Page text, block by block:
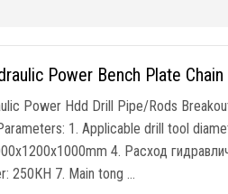
Power Bench Plate
Power Hdd Drill Pipe/Rods
: 1.Applicable drill tool
x1200x1000mm 4. Расход
: 250КН 7. Main tong …